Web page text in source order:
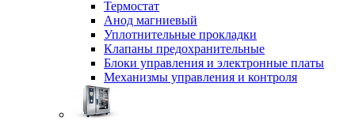
Термостат
Анод магниевый
Уплотнительные прокладки
Клапаны предохранительные
Блоки управления и электронные платы
Механизмы управления и контроля